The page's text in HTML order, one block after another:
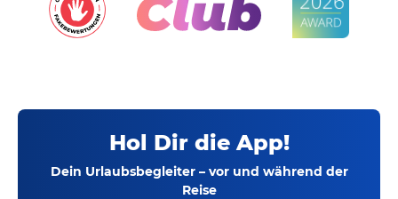
Hol Dir die App!
Dein Urlaubsbegleiter – vor und während der
Reise